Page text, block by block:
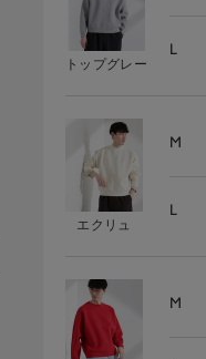
トップグレー
L
エクリュ
M
L
M